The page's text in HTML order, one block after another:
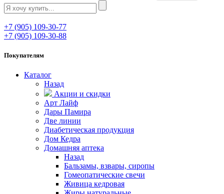
+7 (905) 109-30-77
+7 (905) 109-30-88
Покупателям
Каталог
Назад
Акции и скидки
Арт Лайф
Дары Памира
Две линии
Диабетическая продукция
Дом Кедра
Домашняя аптека
Назад
Бальзамы, взвары, сиропы
Гомеопатические свечи
Живица кедровая